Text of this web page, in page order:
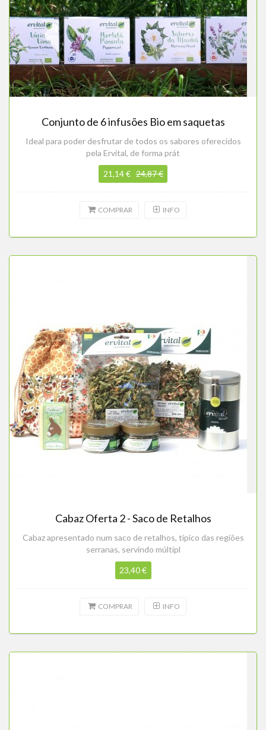
Conjunto de 6 infusões Bio em saquetas
Ideal para poder desfrutar de todos os sabores oferecidos
pela Ervital, de forma prát
21,14 € 24,87 €
COMPRAR INFO
Cabaz Oferta 2 - Saco de Retalhos
Cabaz apresentado num saco de retalhos, típico das regiões
serranas, servindo múltipl
23,40 €
COMPRAR INFO